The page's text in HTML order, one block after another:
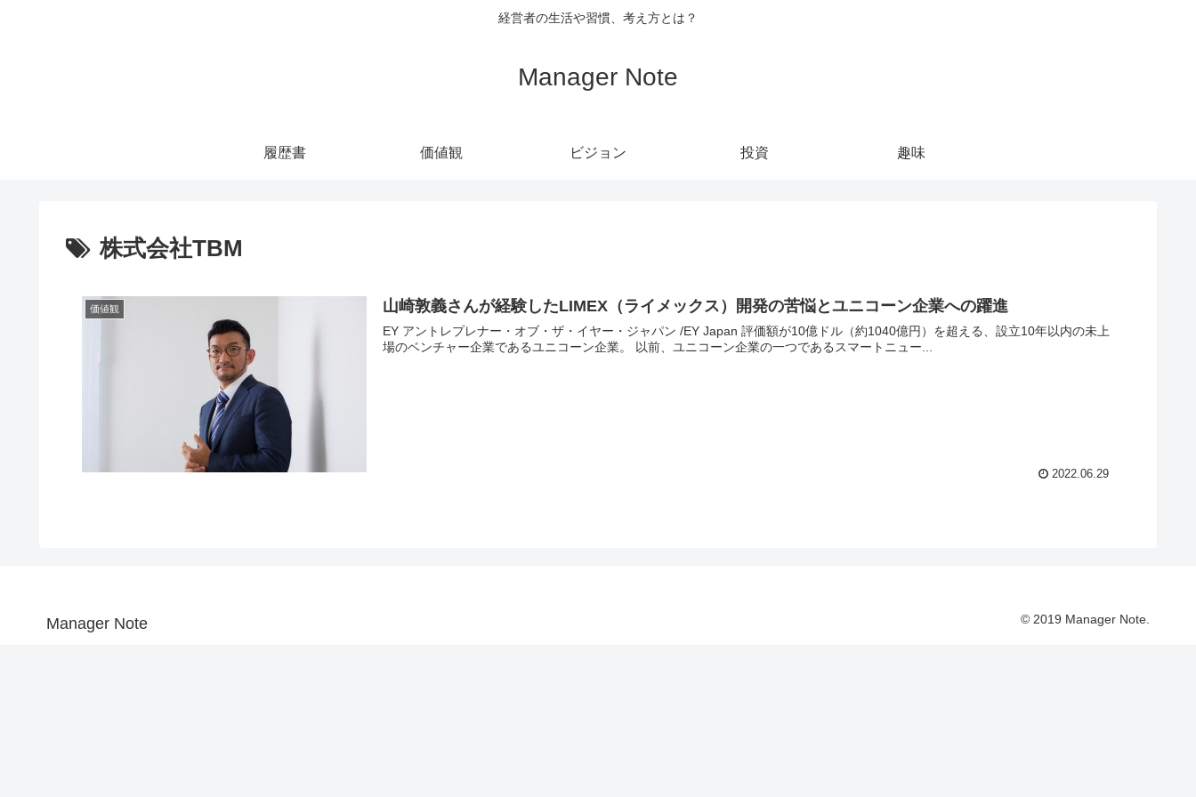
経営者の生活や習慣、考え方とは？
Manager Note
履歴書 価値観 ビジョン 投資 趣味
株式会社TBM
価値観 山崎敦義さんが経験したLIMEX（ライメックス）開発の苦悩とユニコーン企業への躍進
EY アントレプレナー・オブ・ザ・イヤー・ジャパン /EY Japan 評価額が10億ドル（約1040億円）を超える、設立10年以内の未上
場のベンチャー企業であるユニコーン企業。 以前、ユニコーン企業の一つであるスマートニュー...
2022.06.29
Manager Note © 2019 Manager Note.